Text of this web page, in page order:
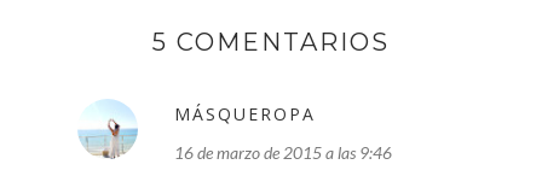
5 COMENTARIOS
MÁSQUEROPA
16 de marzo de 2015 a las 9:46